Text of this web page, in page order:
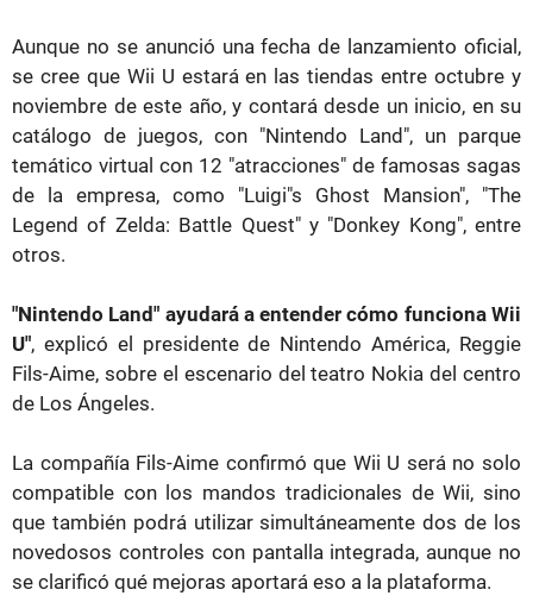
Aunque no se anunció una fecha de lanzamiento oficial,
se cree que Wii U estará en las tiendas entre octubre y
noviembre de este año, y contará desde un inicio, en su
catálogo de juegos, con "Nintendo Land", un parque
temático virtual con 12 "atracciones" de famosas sagas
de la empresa, como "Luigi"s Ghost Mansion", "The
Legend of Zelda: Battle Quest" y "Donkey Kong", entre
otros.
"Nintendo Land" ayudará a entender cómo funciona Wii
U", explicó el presidente de Nintendo América, Reggie
Fils-Aime, sobre el escenario del teatro Nokia del centro
de Los Ángeles.
La compañía Fils-Aime confirmó que Wii U será no solo
compatible con los mandos tradicionales de Wii, sino
que también podrá utilizar simultáneamente dos de los
novedosos controles con pantalla integrada, aunque no
se clarificó qué mejoras aportará eso a la plataforma.